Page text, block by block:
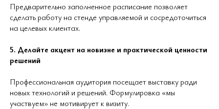
Предварительно заполненное расписание позволяет
сделать работу на стенде управляемой и сосредоточиться
на целевых клиентах.
5. Делайте акцент на новизне и практической ценности
решений
Профессиональная аудитория посещает выставку ради
новых технологий и решений. Формулировка «мы
участвуем» не мотивирует к визиту.